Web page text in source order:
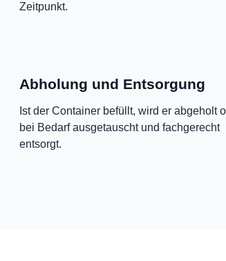
Zeitpunkt.
Abholung und Entsorgung
Ist der Container befüllt, wird er abgeholt
bei Bedarf ausgetauscht und fachgerecht
entsorgt.